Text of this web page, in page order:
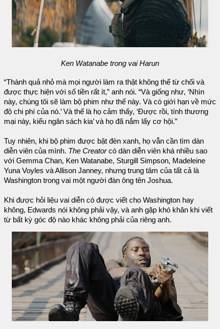
Ken Watanabe trong vai Harun
“Thành quả nhỏ mà mọi người làm ra thật không thể từ chối và
được thực hiện với số tiền rất ít,” anh nói. “Và giống như, ‘Nhìn
này, chúng tôi sẽ làm bộ phim như thế này. Và có giới hạn về mức
độ chi phí của nó.’ Và thế là họ cảm thấy, ‘Được rồi, tính thương
mại này, kiểu ngân sách kia’ và họ đã nắm lấy cơ hội.”
Tuy nhiên, khi bộ phim được bật đèn xanh, họ vẫn cần tìm dàn
diễn viên của mình. The Creatorcó dàn diễn viên khá nhiều sao
với Gemma Chan, Ken Watanabe, Sturgill Simpson, Madeleine
Yuna Voyles và Allison Janney, nhưng trung tâm của tất cả là
Washington trong vai một người đàn ông tên Joshua.
Khi được hỏi liệu vai diễn có được viết cho Washington hay
không, Edwards nói không phải vậy, và anh gặp khó khăn khi viết
từ bất kỳ góc độ nào khác không phải của riêng anh.